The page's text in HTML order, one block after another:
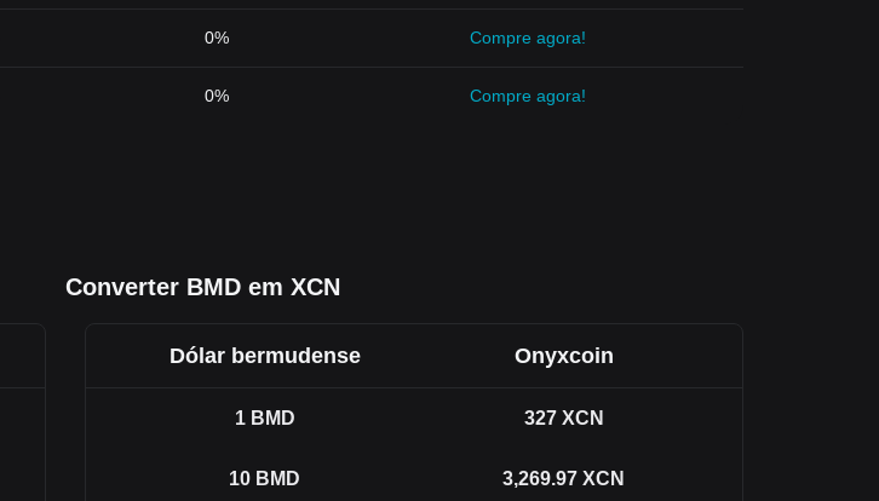
0% Compre agora!
0% Compre agora!
Converter BMD em XCN
Dólar bermudense Onyxcoin
1 BMD 327 XCN
10 BMD 3,269.97 XCN